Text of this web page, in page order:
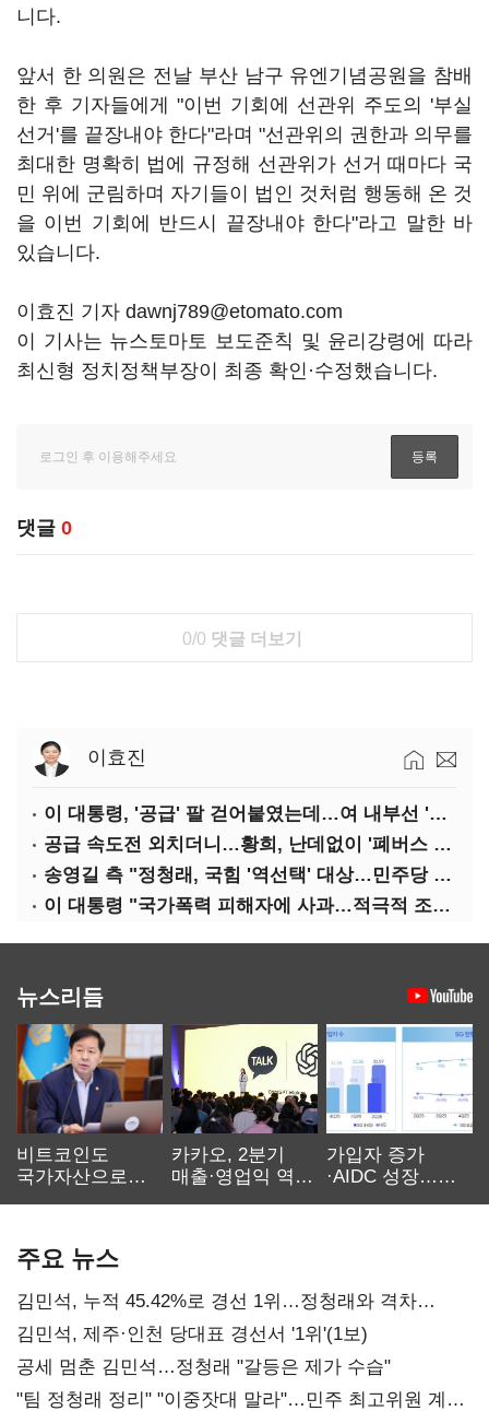
니다.
앞서 한 의원은 전날 부산 남구 유엔기념공원을 참배
한 후 기자들에게 "이번 기회에 선관위 주도의 '부실
선거'를 끝장내야 한다"라며 "선관위의 권한과 의무를
최대한 명확히 법에 규정해 선관위가 선거 때마다 국
민 위에 군림하며 자기들이 법인 것처럼 행동해 온 것
을 이번 기회에 반드시 끝장내야 한다"라고 말한 바
있습니다.
이효진 기자 dawnj789@etomato.com
이 기사는 뉴스토마토 보도준칙 및 윤리강령에 따라
최신형 정치정책부장이 최종 확인·수정했습니다.
댓글 0
0/0 댓글 더보기
이효진
이 대통령, '공급' 팔 걷어붙였는데…여 내부선 '부동산 망언'(종합)
공급 속도전 외치더니…황희, 난데없이 '폐버스 리모델링' 제안
송영길 측 "정청래, 국힘 '역선택' 대상…민주당 대표로 총선 지휘 못해"
이 대통령 "국가폭력 피해자에 사과…적극적 조사로 진실 밝혀야"
뉴스리듬
비트코인도
국가자산으로…'
카카오, 2분기
매출·영업익 역대
가입자 증가
·AIDC 성장…
주요 뉴스
김민석, 누적 45.42%로 경선 1위…정청래와 격차
0.86%p(2보)
김민석, 제주·인천 당대표 경선서 '1위'(1보)
공세 멈춘 김민석…정청래 "갈등은 제가 수습"
"팀 정청래 정리" "이중잣대 말라"…민주 최고위원 계파